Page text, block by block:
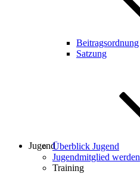
Beitragsordnung
Satzung
JugendÜberblick Jugend
Jugendmitglied werden
Training